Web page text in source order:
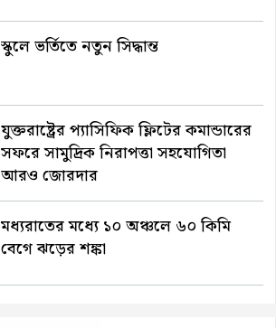
স্কুলে ভর্তিতে নতুন সিদ্ধান্ত
যুক্তরাষ্ট্রের প্যাসিফিক ফ্লিটের কমান্ডারের
সফরে সামুদ্রিক নিরাপত্তা সহযোগিতা
আরও জোরদার
মধ্যরাতের মধ্যে ১০ অঞ্চলে ৬০ কিমি
বেগে ঝড়ের শঙ্কা